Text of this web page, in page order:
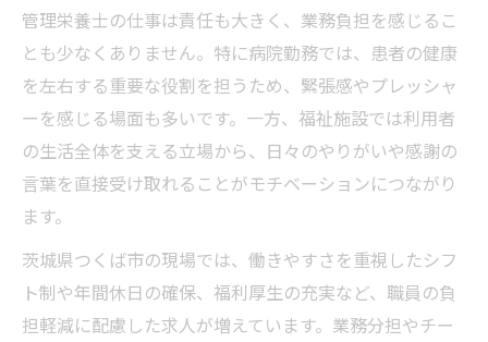
管理栄養士の仕事は責任も大きく、業務負担を感じるこ
とも少なくありません。特に病院勤務では、患者の健康
を左右する重要な役割を担うため、緊張感やプレッシャ
ーを感じる場面も多いです。一方、福祉施設では利用者
の生活全体を支える立場から、日々のやりがいや感謝の
言葉を直接受け取れることがモチベーションにつながり
ます。
茨城県つくば市の現場では、働きやすさを重視したシフ
ト制や年間休日の確保、福利厚生の充実など、職員の負
担軽減に配慮した求人が増えています。業務分担やチー